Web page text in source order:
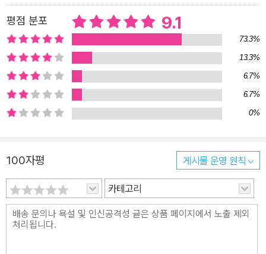
평점 분포 9.1
73.3%
13.3%
6.7%
6.7%
0%
100자평 게시물 운영 원칙
카테고리